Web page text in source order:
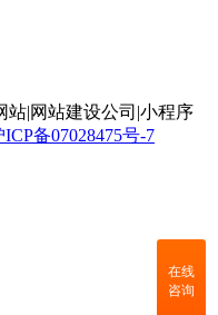
站|网站建设公司|小程序
ICP备07028475号-7
在线
咨询